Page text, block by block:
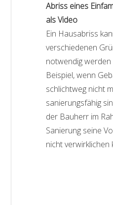
Abriss eines
als Video
Ein Hausabriss
verschiedenen
notwendig werden
Beispiel, wenn
schlichtweg nicht
sanierungsfähig
der Bauherr im
Sanierung seine
nicht verwirklichen